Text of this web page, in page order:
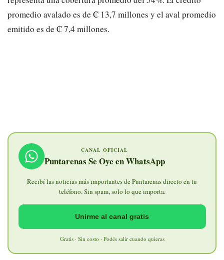
promedio avalado es de ₡ 13,7 millones y el aval promedio
emitido es de ₡ 7,4 millones.
CANAL OFICIAL
Puntarenas Se Oye en WhatsApp
Recibí las noticias más importantes de Puntarenas directo en tu
teléfono. Sin spam, solo lo que importa.
Unirme al canal gratis
Gratis · Sin costo · Podés salir cuando quieras